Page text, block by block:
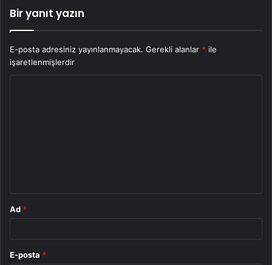
Bir yanıt yazın
E-posta adresiniz yayınlanmayacak. Gerekli alanlar * ile
işaretlenmişlerdir
Ad *
E-posta *